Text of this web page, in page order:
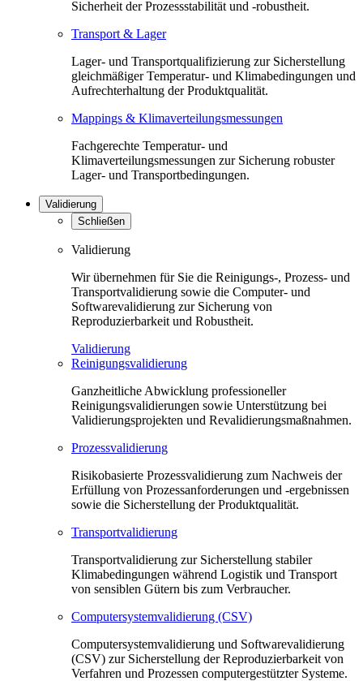
Sicherheit der Prozessstabilität und -robustheit.
Transport & Lager
Lager- und Transportqualifizierung zur Sicherstellung
gleichmäßiger Temperatur- und Klimabedingungen und
Aufrechterhaltung der Produktqualität.
Mappings & Klimaverteilungsmessungen
Fachgerechte Temperatur- und
Klimaverteilungsmessungen zur Sicherung robuster
Lager- und Transportbedingungen.
Validierung
Schließen
Validierung
Wir übernehmen für Sie die Reinigungs-, Prozess- und
Transportvalidierung sowie die Computer- und
Softwarevalidierung zur Sicherung von
Reproduzierbarkeit und Robustheit.
Validierung
Reinigungsvalidierung
Ganzheitliche Abwicklung professioneller
Reinigungsvalidierungen sowie Unterstützung bei
Validierungsprojekten und Revalidierungsmaßnahmen.
Prozessvalidierung
Risikobasierte Prozessvalidierung zum Nachweis der
Erfüllung von Prozessanforderungen und -ergebnissen
sowie die Sicherstellung der Produktqualität.
Transportvalidierung
Transportvalidierung zur Sicherstellung stabiler
Klimabedingungen während Logistik und Transport
von sensiblen Gütern bis zum Verbraucher.
Computersystemvalidierung (CSV)
Computersystemvalidierung und Softwarevalidierung
(CSV) zur Sicherstellung der Reproduzierbarkeit von
Verfahren und Prozessen computergestützter Systeme.